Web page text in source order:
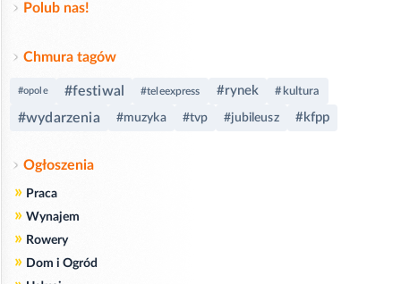
Polub nas!
Chmura tagów
#opole #festiwal #teleexpress #rynek #kultura
#wydarzenia #muzyka #tvp #jubileusz #kfpp
Ogłoszenia
» Praca
» Wynajem
» Rowery
» Dom i Ogród